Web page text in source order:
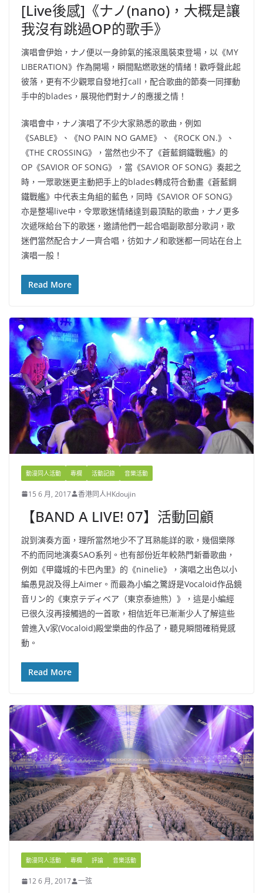
[Live後感]《ナノ(nano)，大概是讓
我沒有跳過OP的歌手》
演唱會伊始，ナノ便以一身帥氣的搖滾風裝束登場，以《MY
LIBERATION》作為開場，瞬間點燃歌迷的情緒！歡呼聲此起
彼落，更有不少觀眾自發地打call，配合歌曲的節奏一同揮動
手中的blades，展現他們對ナノ的應援之情！
演唱會中，ナノ演唱了不少大家熟悉的歌曲，例如
《SABLE》、《NO PAIN NO GAME》、《ROCK ON.》、
《THE CROSSING》，當然也少不了《蒼藍鋼鐵戰艦》的
OP《SAVIOR OF SONG》，當《SAVIOR OF SONG》奏起之
時，一眾歌迷更主動把手上的blades轉成符合動畫《蒼藍鋼
鐵戰艦》中代表主角組的藍色，同時《SAVIOR OF SONG》
亦是整場live中，令眾歌迷情緒達到最頂點的歌曲，ナノ更多
次遞咪給台下的歌迷，邀請他們一起合唱副歌部分歌詞，歌
迷們當然配合ナノ一齊合唱，彷如ナノ和歌迷都一同站在台上
演唱一般！
Read More
動漫同人活動 專欄 活動記錄 音樂活動
15 6 月, 2017 香港同人HKdoujin
【BAND A LIVE! 07】活動回顧
說到演奏方面，理所當然地少不了耳熟能詳的歌，幾個樂隊
不約而同地演奏SAO系列。也有部份近年較熱門新番歌曲，
例如《甲鐵城的卡巴內里》的《ninelie》，演唱之出色以小
編愚見說及得上Aimer。而最為小編之驚訝是Vocaloid作品鏡
音リン的《東京テディベア（東京泰迪熊）》，這是小編經
已很久沒再接觸過的一首歌，相信近年已漸漸少人了解這些
曾進入v家(Vocaloid)殿堂樂曲的作品了，聽見瞬間確稍覺感
動。
Read More
動漫同人活動 專欄 評論 音樂活動
12 6 月, 2017 一弦